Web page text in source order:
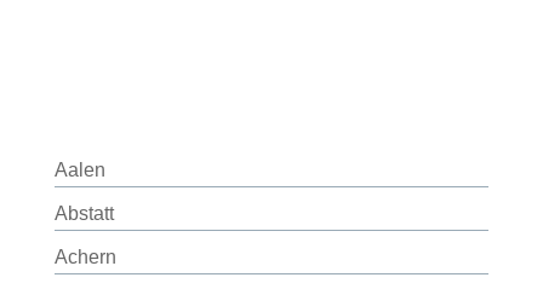
Aalen
Abstatt
Achern